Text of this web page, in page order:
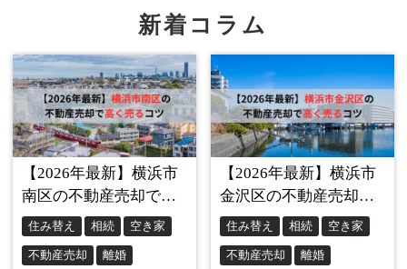
は新しく購入する家具をどのくらいのサイズで買ったらい
いのか、という点でも非常に参考になります。
また、実際にそこに住んでいる売主ならではの視点で物件
の魅力や周辺環境の優れた点などについて直接内覧者に伝
えることができるのも大きいです。
同時に欠点や難点も伝えることは信頼を得る上で重要で、
それが最終的な成約へと繋げてくれる可能性を高めます。
新着コラム